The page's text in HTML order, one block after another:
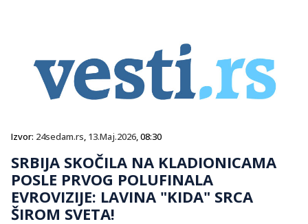
Izvor: 24sedam.rs, 13.Maj.2026, 08:30
SRBIJA SKOČILA NA KLADIONICAMA
POSLE PRVOG POLUFINALA
EVROVIZIJE: LAVINA "KIDA" SRCA
ŠIROM SVETA!